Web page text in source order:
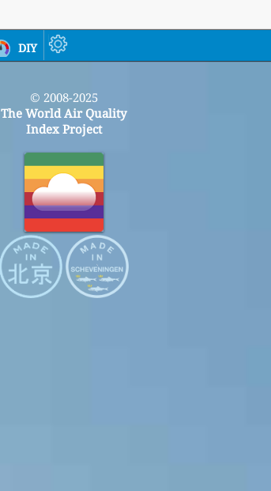
diy
© 2008-2025
The World Air Quality
Index Project